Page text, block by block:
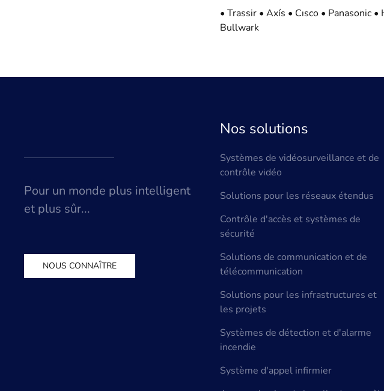
• Trassir • Axís • Cısco • Panasonic
Bullwark
Pour un monde plus intelligent
et plus sûr...
NOUS CONNAÎTRE
Nos solutions
Systèmes de vidéosurveillance et de
contrôle vidéo
Solutions pour les réseaux étendus
Contrôle d'accès et systèmes de
sécurité
Solutions de communication et de
télécommunication
Solutions pour les infrastructures et
les projets
Systèmes de détection et d'alarme
incendie
Système d'appel infirmier